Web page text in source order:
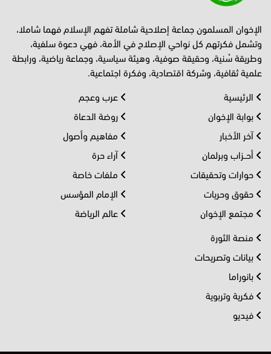
الإخوان المسلمون جماعة إصلاحية شاملة تفهم الإسلام فهما شاملا،
وتشمل فكرتهم كل نواحي الإصلاح في الأمة، فهي دعوة سلفية،
وطريقة سُنية، وحقيقة صوفية، وهيئة سياسية، وجماعة رياضية، ورابطة
علمية ثقافية، وشركة اقتصادية، وفكرة اجتماعية.
الرئيسية
بوابة الإخوان
آخر الأخبار
أحــزاب وبرلمان
حوارات وتحقيقات
حقوق وحريات
مجتمع الإخوان
عرب وعجم
روضة الدعاة
مفاهيم وأصول
آراء حرة
ملفات خاصة
الإمام المؤسس
عالم الرياضة
منصة الثورة
بيانات وتصريحات
بانوراما
فكرية وتربوية
فيديو